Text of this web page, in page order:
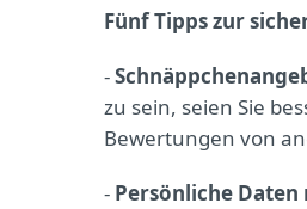
Fünf Tipps zur
-
zu sein, seien Sie
Bewertungen von
- Persönliche